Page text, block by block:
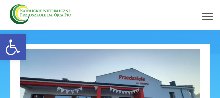
Open toolbar